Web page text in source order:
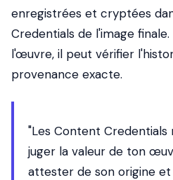
enregistrées et cryptées
Credentials de l'image
l'œuvre, il peut vérifier
provenance exacte.
"Les Content Credentials
juger la valeur de ton
attester de son origine